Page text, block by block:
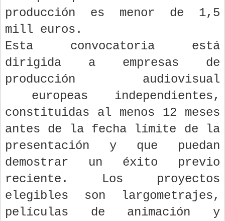
producción es menor de 1,5
mill euros.
Esta convocatoria está
dirigida a empresas de
producción audiovisual
europeas independientes,
constituidas al menos 12 meses
antes de la fecha límite de la
presentación y que puedan
demostrar un éxito previo
reciente. Los proyectos
elegibles son largometrajes,
películas de animación y